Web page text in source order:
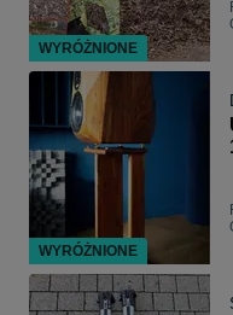
WYRÓŻNIONE
WYRÓŻNIONE